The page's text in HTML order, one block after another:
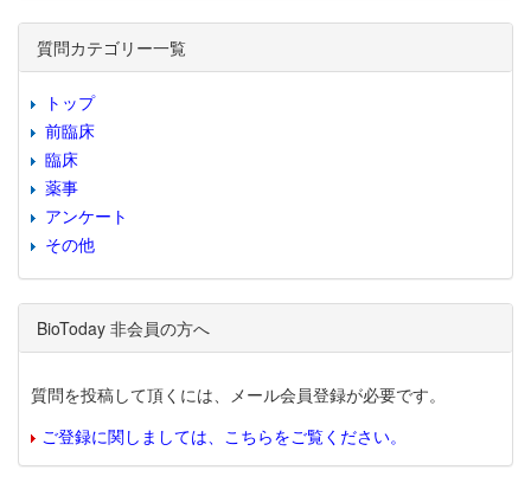
質問カテゴリー一覧
トップ
前臨床
臨床
薬事
アンケート
その他
BioToday 非会員の方へ
質問を投稿して頂くには、メール会員登録が必要です。
ご登録に関しましては、こちらをご覧ください。